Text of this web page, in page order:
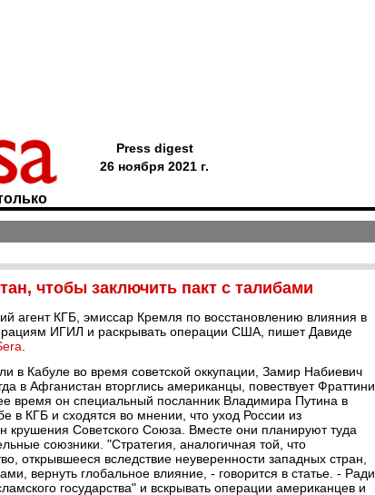
Press digest
26 ноября 2021 г.
чтобы заключить пакт с талибами
агент КГБ, эмиссар Кремля по восстановлению влияния в
ИГИЛ и раскрывать операции США, пишет Давиде
в Кабуле во время советской оккупации, Замир Набиевич
в Афганистан вторглись американцы, повествует Фраттини.
время он специальный посланник Владимира Путина в
в КГБ и сходятся во мнении, что уход России из
крушения Советского Союза. Вместе они планируют туда
союзники. "Стратегия, аналогичная той, что
открывшееся вследствие неуверенности западных стран,
вернуть глобальное влияние, - говорится в статье. - Ради
государства" и вскрывать операции американцев и